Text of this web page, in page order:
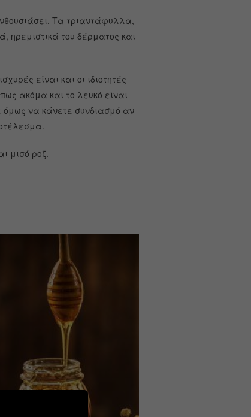
Τα τριαντάφυλλα,
ηρεμιστικά του δέρματος και
είναι και οι ιδιοτητές
ακόμα και το λευκό είναι
όμως να κάνετε συνδιασμό αν
μισό ροζ.